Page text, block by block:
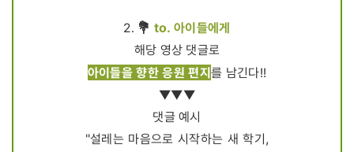
2. 💐 to. 아이들에게
해당 영상 댓글로
아이들을 향한 응원 편지를 남긴다!!
▼▼▼
댓글 예시
"설레는 마음으로 시작하는 새 학기,